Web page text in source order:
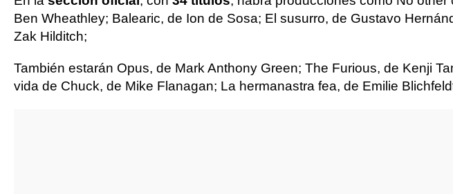
Ben Wheathley; Balearic, de Ion de Sosa; El susurro, de Gustavo
Zak Hilditch;
También estarán Opus, de Mark Anthony Green; The Furious, de Kenji
vida de Chuck, de Mike Flanagan; La hermanastra fea, de Emilie